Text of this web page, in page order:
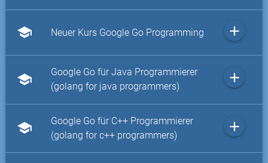
school Neuer Kurs Google Go Programming add
school
Google Go für Java Programmierer
(golang for java programmers)
add
school
Google Go für C++ Programmierer
(golang for c++ programmers)
add